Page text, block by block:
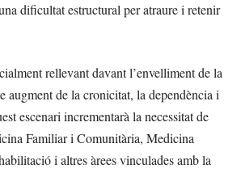
dificultat estructural per atraure i retenir
rellevant davant l’envelliment de la
augment de la cronicitat, la dependència i
escenari incrementarà la necessitat de
Familiar i Comunitària, Medicina
i altres àrees vinculades amb la